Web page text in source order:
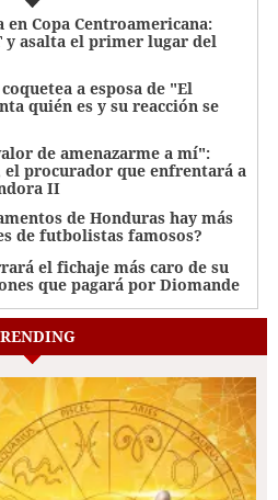
Copa Centroamericana:
y asalta el primer lugar del
a esposa de "El
quién es y su reacción se
de amenazarme a mí":
el procurador que enfrentará a
II
de Honduras hay más
de futbolistas famosos?
el fichaje más caro de su
que pagará por Diomande